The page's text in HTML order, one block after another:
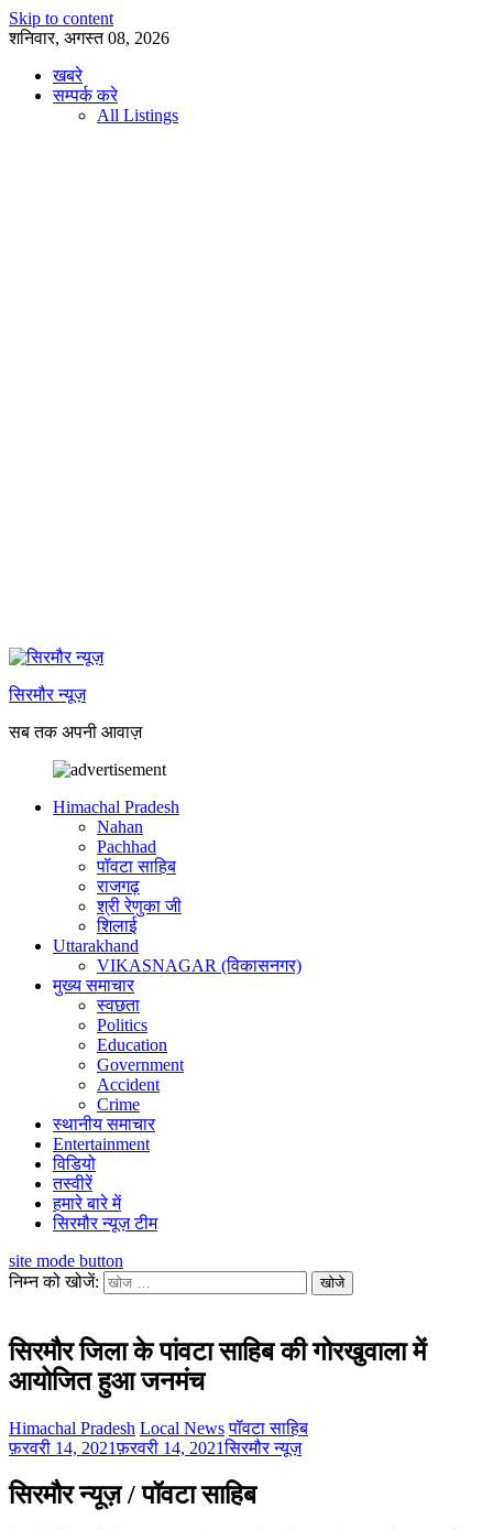
Skip to content
शनिवार, अगस्त 08, 2026
खबरे
सम्पर्क करे
All Listings
सिरमौर न्यूज़
सब तक अपनी आवाज़
Himachal Pradesh
Nahan
Pachhad
पॉवटा साहिब
राजगढ़
श्री रेणुका जी
शिलाई
Uttarakhand
VIKASNAGAR (विकासनगर)
मुख्य समाचार
स्वछता
Politics
Education
Government
Accident
Crime
स्थानीय समाचार
Entertainment
विडियो
तस्वीरें
हमारे बारे में
सिरमौर न्यूज़ टीम
site mode button
निम्न को खोजें:
सिरमौर जिला के पांवटा साहिब की गोरखुवाला में
आयोजित हुआ जनमंच
Himachal Pradesh Local News पॉवटा साहिब
फ़रवरी 14, 2021फ़रवरी 14, 2021सिरमौर न्यूज़
सिरमौर न्यूज़ / पॉवटा साहिब